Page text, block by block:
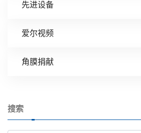
先进设备
爱尔视频
角膜捐献
搜索